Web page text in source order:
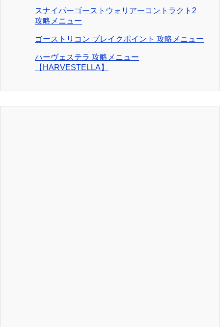
スナイパーゴーストウォリアーコントラクト2
攻略メニュー
ゴーストリコン ブレイクポイント 攻略メニュー
ハーヴェステラ 攻略メニュー
【HARVESTELLA】